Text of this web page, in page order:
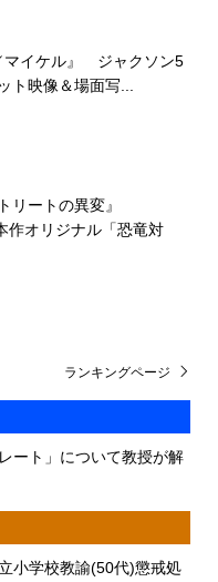
マイケル』 ジャクソン5
ト映像＆場面写...
リートの異変』
オリジナル「恐竜対
ート」について教授が解
小学校教諭(50代)懲戒処
ランキングページ